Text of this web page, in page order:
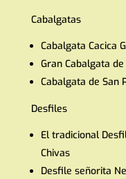
Cabalgatas
Cabalgata Cacica
Gran Cabalgata de
Cabalgata de San
Desfiles
El tradicional
Chivas
Desfile señorita